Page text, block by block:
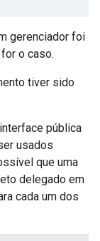
gerenciador foi
o caso.
tiver sido
pública
usados
que uma
delegado em
cada um dos